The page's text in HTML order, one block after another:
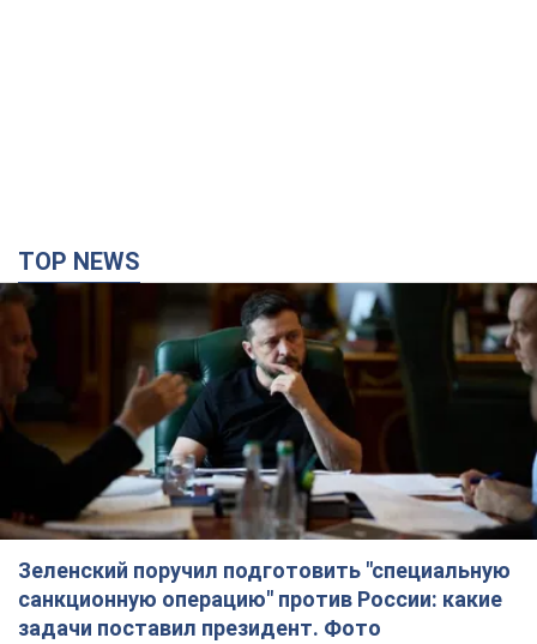
TOP NEWS
Зеленский поручил подготовить "специальную
санкционную операцию" против России: какие
задачи поставил президент. Фото